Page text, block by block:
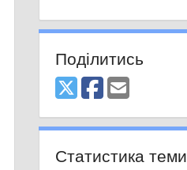
Поділитись
Статистика теми